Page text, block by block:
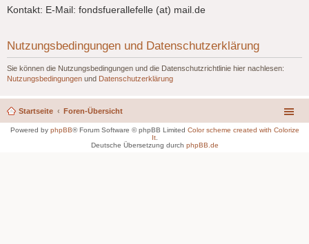
Kontakt: E-Mail: fondsfuerallefelle (at) mail.de
Nutzungsbedingungen und Datenschutzerklärung
Sie können die Nutzungsbedingungen und die Datenschutzrichtlinie hier nachlesen:
Nutzungsbedingungen und Datenschutzerklärung
Startseite Foren-Übersicht
Powered by phpBB® Forum Software © phpBB Limited Color scheme created with Colorize
It.
Deutsche Übersetzung durch phpBB.de